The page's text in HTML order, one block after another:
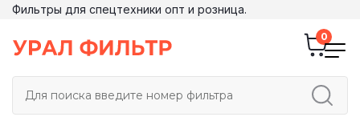
Фильтры для спецтехники опт и розница.